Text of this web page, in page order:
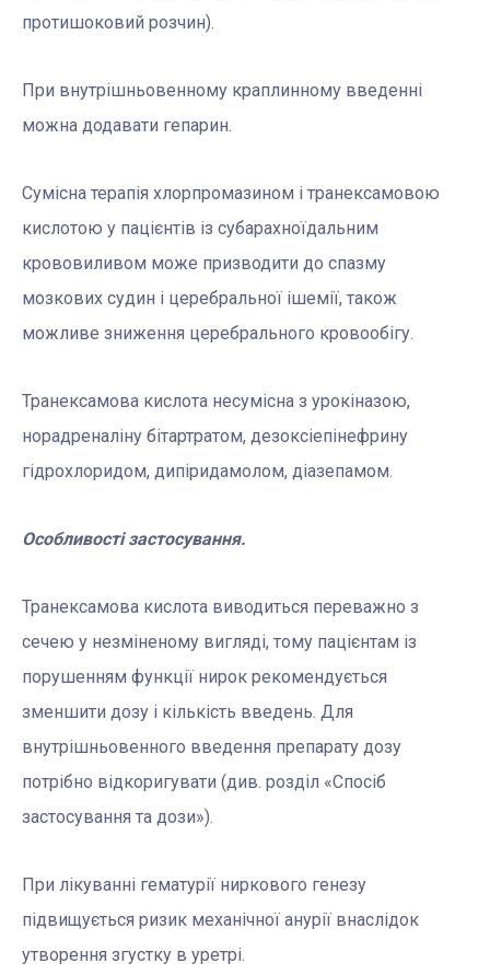
протишоковий розчин).
При внутрішньовенному краплинному введенні
можна додавати гепарин.
Сумісна терапія хлорпромазином і транексамовою
кислотою у пацієнтів із субарахноїдальним
крововиливом може призводити до спазму
мозкових судин і церебральної ішемії, також
можливе зниження церебрального кровообігу.
Транексамова кислота несумісна з урокіназою,
норадреналіну бітартратом, дезоксіепінефрину
гідрохлоридом, дипіридамолом, діазепамом.
Особливості застосування.
Транексамова кислота виводиться переважно з
сечею у незміненому вигляді, тому пацієнтам із
порушенням функції нирок рекомендується
зменшити дозу і кількість введень. Для
внутрішньовенного введення препарату дозу
потрібно відкоригувати (див. розділ «Спосіб
застосування та дози»).
При лікуванні гематурії ниркового генезу
підвищується ризик механічної анурії внаслідок
утворення згустку в уретрі.